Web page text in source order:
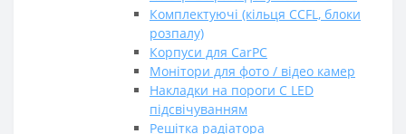
Комплектуючі (кільця CCFL, блоки
розпалу)
Корпуси для CarPC
Монітори для фото / відео камер
Накладки на пороги C LED
підсвічуванням
Решітка радіатора